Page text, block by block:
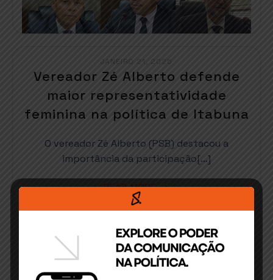
JANEIRO 21, 2025
Vereador Zé Alberto defende
maior representatividade
feminina na política de Itabuna
O vereador Zé Alberto (PSB) destacou a
importância da participação[…]
READ MORE